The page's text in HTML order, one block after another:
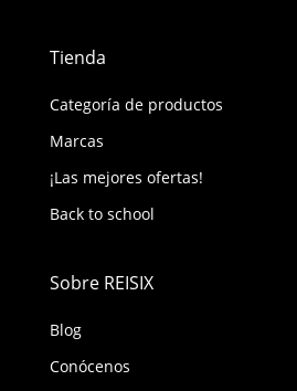
Tienda
Categoría de productos
Marcas
¡Las mejores ofertas!
Back to school
Sobre REISIX
Blog
Conócenos